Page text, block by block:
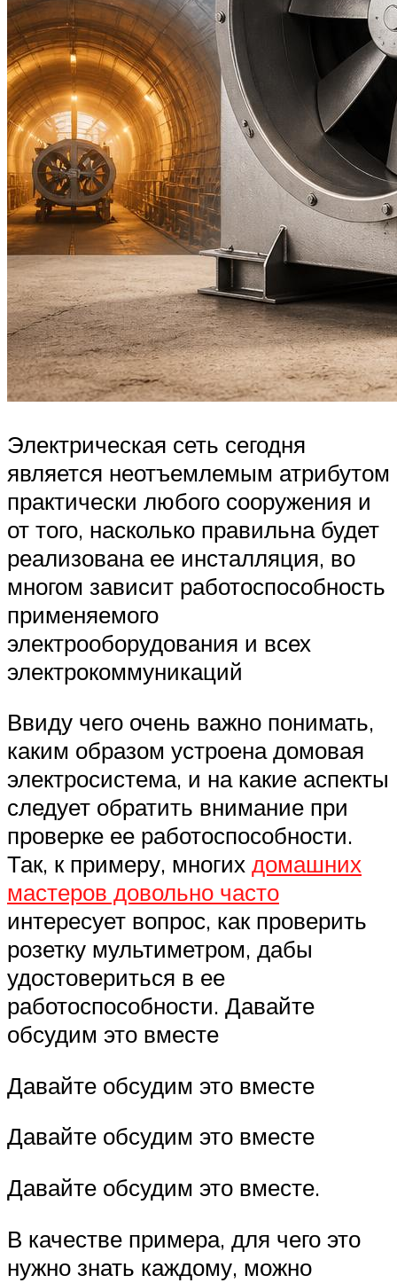
Электрическая сеть сегодня
является неотъемлемым атрибутом
практически любого сооружения и
от того, насколько правильна будет
реализована ее инсталляция, во
многом зависит работоспособность
применяемого
электрооборудования и всех
электрокоммуникаций
Ввиду чего очень важно понимать,
каким образом устроена домовая
электросистема, и на какие аспекты
следует обратить внимание при
проверке ее работоспособности.
Так, к примеру, многих домашних
мастеров довольно часто
интересует вопрос, как проверить
розетку мультиметром, дабы
удостовериться в ее
работоспособности. Давайте
обсудим это вместе
Давайте обсудим это вместе
Давайте обсудим это вместе
Давайте обсудим это вместе.
В качестве примера, для чего это
нужно знать каждому, можно